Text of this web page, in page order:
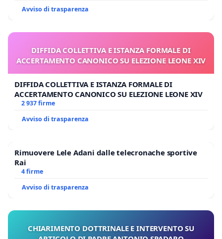
Avviso di trasparenza
DIFFIDA COLLETTIVA E ISTANZA FORMALE DI
ACCERTAMENTO CANONICO SU ELEZIONE LEONE XIV
DIFFIDA COLLETTIVA E ISTANZA FORMALE DI
ACCERTAMENTO CANONICO SU ELEZIONE LEONE XIV
2 937 firme
Avviso di trasparenza
Rimuovere Lele Adani dalle telecronache sportive
Rai
4 firme
Avviso di trasparenza
CHIARIMENTO DOTTRINALE E INTERVENTO SU